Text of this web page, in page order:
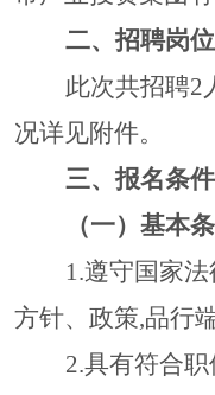
二、招聘岗
此次共招聘2
况详见附件。
三、报名条件
（一） 基本
1.遵守国家
方针、政策,品行
2.具有符合